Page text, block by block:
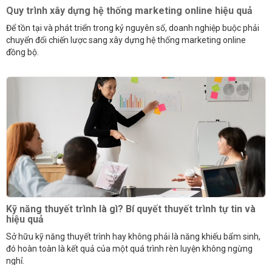
Quy trình xây dựng hệ thống marketing online hiệu quả
Để tồn tại và phát triển trong kỷ nguyên số, doanh nghiệp buộc phải
chuyển đổi chiến lược sang xây dựng hệ thống marketing online
đồng bộ.
Kỹ năng thuyết trình là gì? Bí quyết thuyết trình tự tin và
hiệu quả
Sở hữu kỹ năng thuyết trình hay không phải là năng khiếu bẩm sinh,
đó hoàn toàn là kết quả của một quá trình rèn luyện không ngừng
nghỉ.